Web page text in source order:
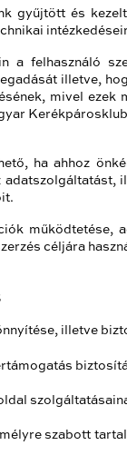
gyűjtött és
a felhasználó
illetve,
mivel ezek
ha ahhoz
működtetése,
céljára
illetve
szabott